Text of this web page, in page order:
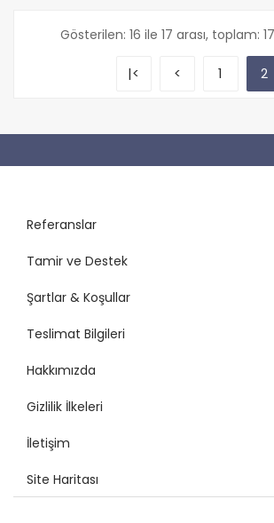
Gösterilen: 16 ile 17 arası, toplam:
|< < 1 2
Referanslar
Tamir ve Destek
Şartlar & Koşullar
Teslimat Bilgileri
Hakkımızda
Gizlilik İlkeleri
İletişim
Site Haritası